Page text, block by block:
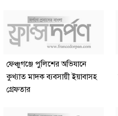
ফেঞ্চুগঞ্জে পুলিশের অভিযানে
কুখ্যাত মাদক ব্যবসায়ী ইয়াবাসহ
গ্রেফতার